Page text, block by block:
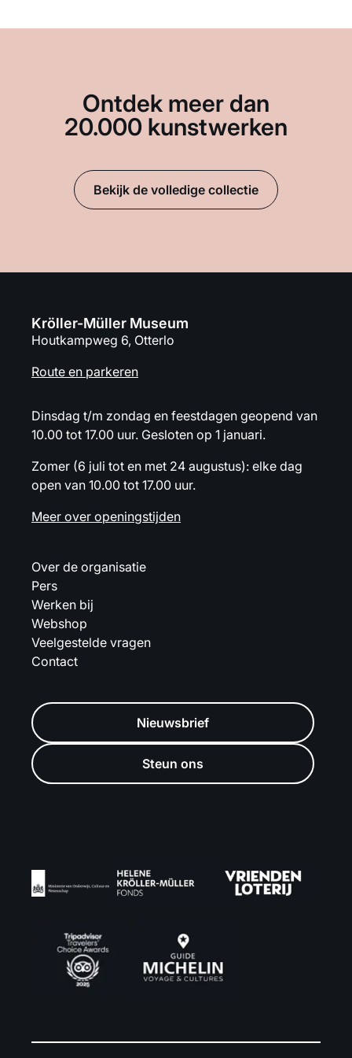
Ontdek meer dan
20.000 kunstwerken
Bekijk de volledige collectie
Kröller-Müller Museum
Houtkampweg 6, Otterlo
Route en parkeren
Dinsdag t/m zondag en feestdagen geopend van
10.00 tot 17.00 uur. Gesloten op 1 januari.
Zomer (6 juli tot en met 24 augustus): elke dag
open van 10.00 tot 17.00 uur.
Meer over openingstijden
Over de organisatie
Pers
Werken bij
Webshop
Veelgestelde vragen
Contact
Nieuwsbrief
Steun ons